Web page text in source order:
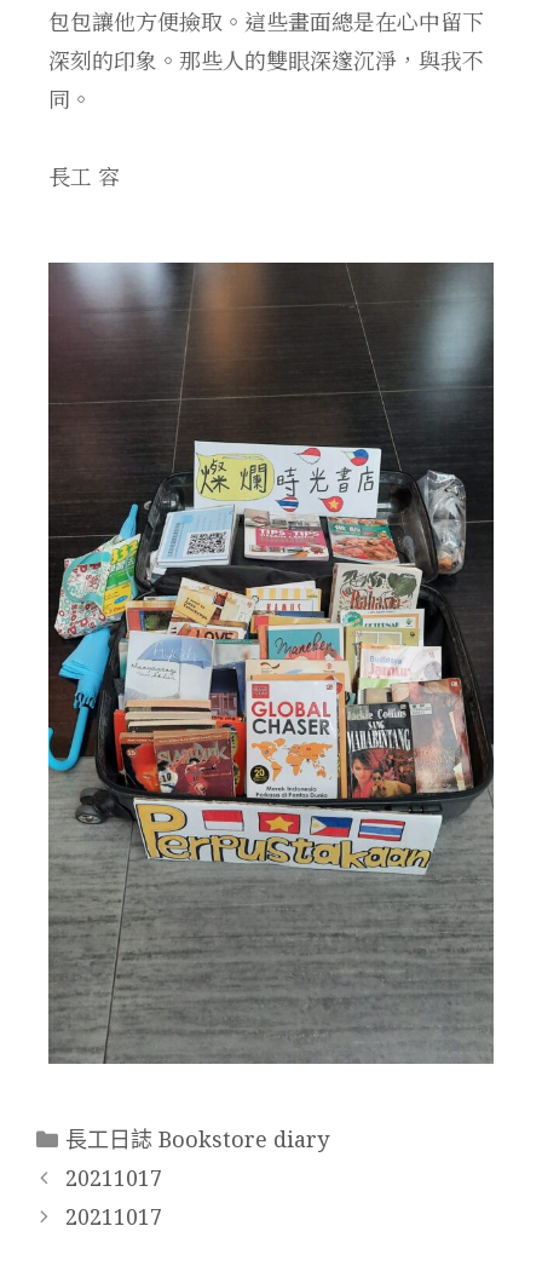
包包讓他方便撿取。這些畫面總是在心中留下
深刻的印象。那些人的雙眼深邃沉淨，與我不
同。
長工 容
長工日誌 Bookstore diary
20211017
20211017